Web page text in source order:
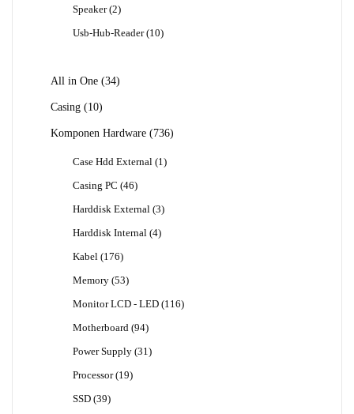
Speaker 22
Usb-Hub-Reader 1010
All in One 3434
Casing
1010
Komponen Hardware
736736
Case Hdd External 11
Casing PC 4646
Harddisk External 33
Harddisk Internal 44
Kabel 176176
Memory 5353
Monitor LCD - LED 116116
Motherboard 9494
Power Supply 3131
Processor 1919
SSD 3939